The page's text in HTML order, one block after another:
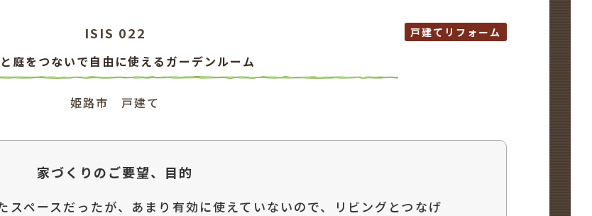
ISIS 022 戸建てリフォーム
庭をつないで自由に使えるガーデンルーム
姫路市 戸建て
家づくりのご要望、目的
スペースだったが、あまり有効に使えていないので、リビングとつなげ